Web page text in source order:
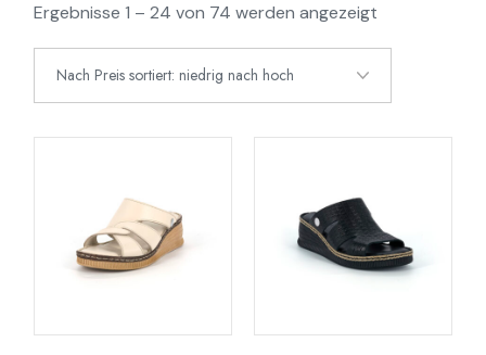
Ergebnisse 1 – 24 von 74 werden angezeigt